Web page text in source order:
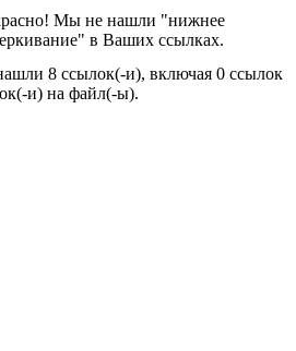
Мы не нашли "нижнее
в Ваших ссылках.
8 ссылок(-и), включая 0 ссылок
и) на файл(-ы).